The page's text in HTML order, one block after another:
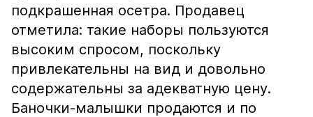
подкрашенная осетра. Продавец
отметила: такие наборы пользуются
высоким спросом, поскольку
привлекательны на вид и довольно
содержательны за адекватную цену.
Баночки-малышки продаются и по